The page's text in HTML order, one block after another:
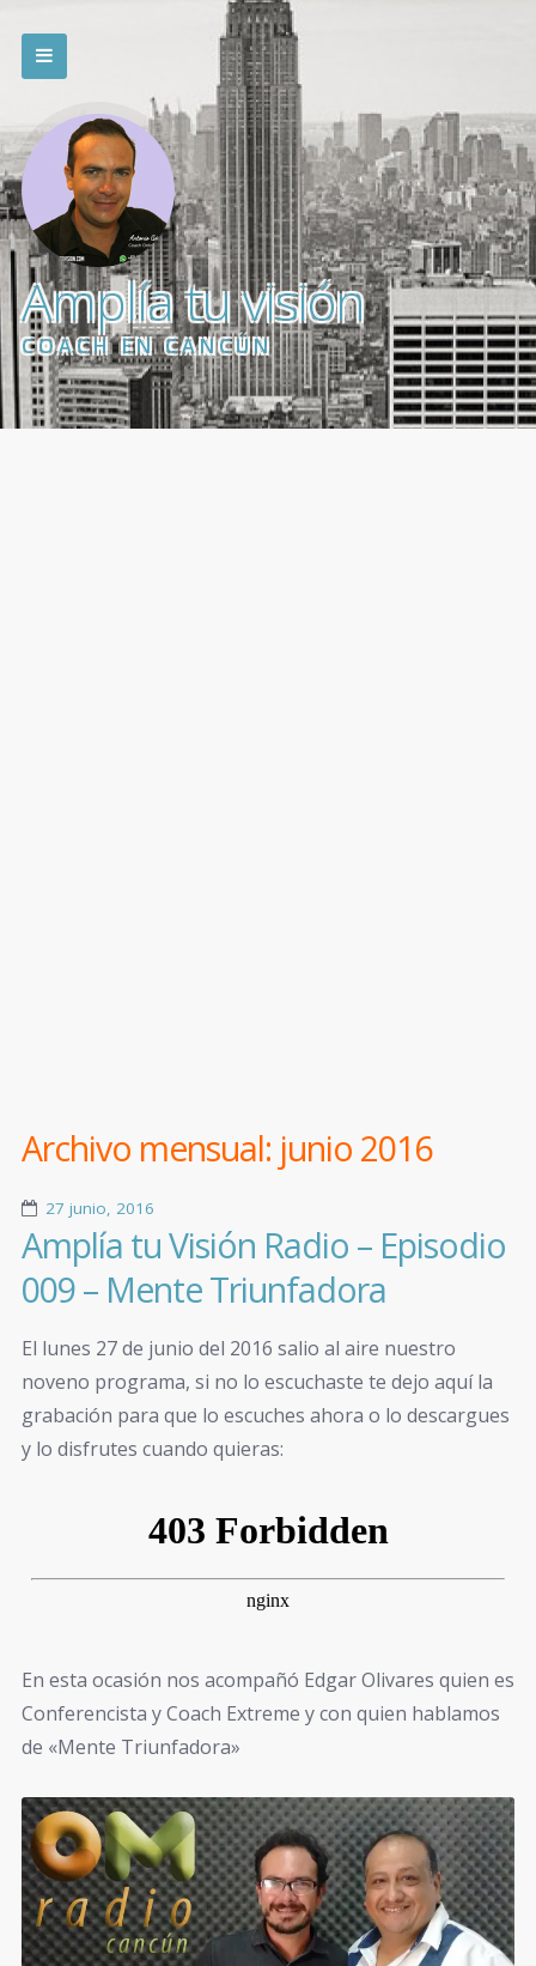
Amplía tu visión
COACH EN CANCÚN
Archivo mensual: junio 2016
27 junio, 2016
Amplía tu Visión Radio – Episodio
009 – Mente Triunfadora
El lunes 27 de junio del 2016 salio al aire nuestro
noveno programa, si no lo escuchaste te dejo aquí la
grabación para que lo escuches ahora o lo descargues
y lo disfrutes cuando quieras:
En esta ocasión nos acompañó Edgar Olivares quien es
Conferencista y Coach Extreme y con quien hablamos
de «Mente Triunfadora»